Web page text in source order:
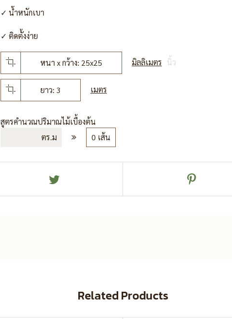
✓ น้ำหนักเบา
✓ ติดตั้งง่าย
หนา x กว้าง: 25x25 มิลลิเมตร นิ้ว
ยาว: 3 เมตร
สูตรคำนวณปริมาณไม้เบื้องต้น
ตร.ม
0 เส้น
Related Products